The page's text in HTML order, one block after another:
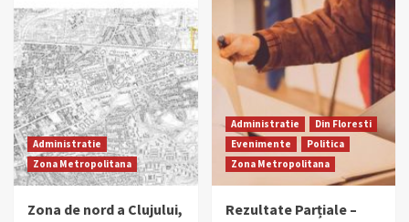
Administratie
Zona Metropolitana
Zona de nord a Clujului,
Administratie
Din Floresti
Evenimente
Politica
Zona Metropolitana
Rezultate Parțiale –